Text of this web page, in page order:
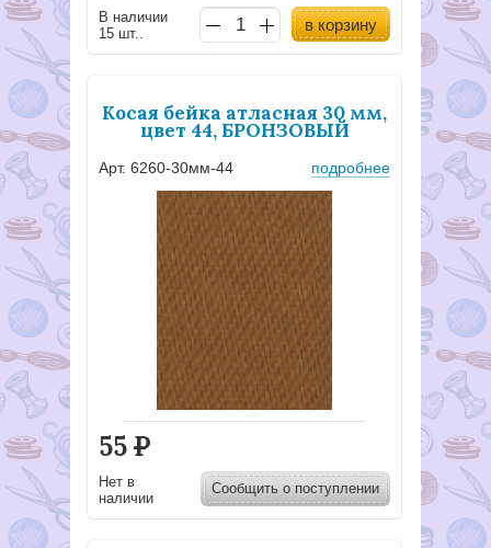
В наличии
15 шт..
в корзину
Косая бейка атласная 30 мм,
цвет 44, БРОНЗОВЫЙ
Арт. 6260-30мм-44 подробнее
55Р
Нет в
наличии
Сообщить о поступлении